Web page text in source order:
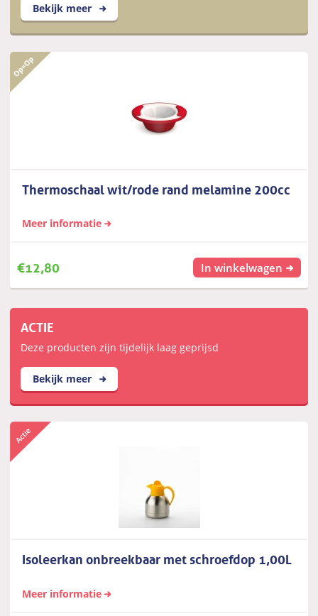
Bekijk meer
Thermoschaal wit/rode rand melamine 200cc
Meer informatie
€12,80 In winkelwagen
ACTIE
Deze producten zijn tijdelijk laag geprijsd
Bekijk meer
Isoleerkan onbreekbaar met schroefdop 1,00L
Meer informatie